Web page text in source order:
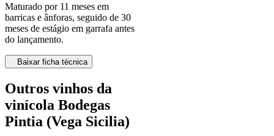
Maturado por 11 meses em
barricas e ânforas, seguido de 30
meses de estágio em garrafa antes
do lançamento.
Baixar ficha técnica
Outros vinhos da
vinícola Bodegas
Pintia (Vega Sicilia)